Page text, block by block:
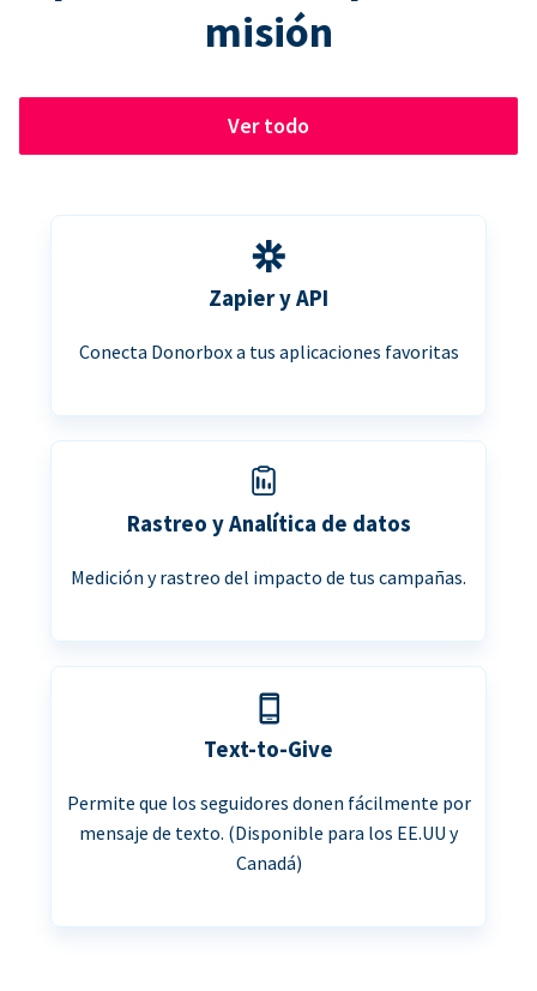
misión
Ver todo
Zapier y API
Conecta Donorbox a tus aplicaciones favoritas
Rastreo y Analítica de datos
Medición y rastreo del impacto de tus campañas.
Text-to-Give
Permite que los seguidores donen fácilmente por
mensaje de texto. (Disponible para los EE.UU y
Canadá)